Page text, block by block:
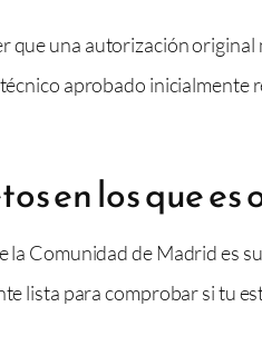
que una autorización
aprobado inicialmente
en los que
la Comunidad de Madrid es
lista para comprobar si tu